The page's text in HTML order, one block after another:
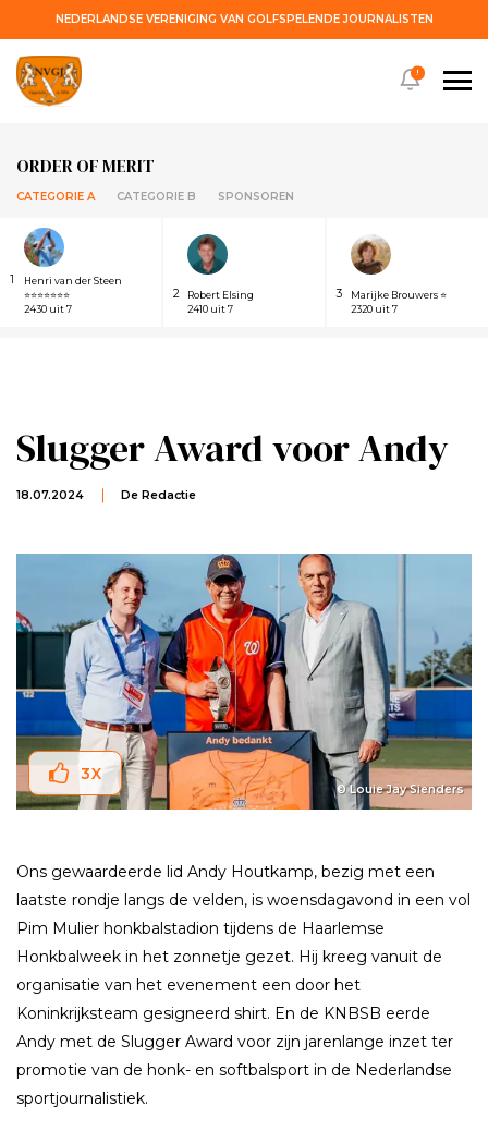
NEDERLANDSE VERENIGING VAN GOLFSPELENDE JOURNALISTEN
ORDER OF MERIT
CATEGORIE A CATEGORIE B SPONSOREN
1
Henri van der Steen
⭐⭐⭐⭐⭐⭐⭐
2430 uit 7
2
Robert Elsing
2410 uit 7
3
Marijke Brouwers ⭐
2320 uit 7
!
Slugger Award voor Andy
18.07.2024 De Redactie
© Louie Jay Sienders
3X
Ons gewaardeerde lid Andy Houtkamp, bezig met een
laatste rondje langs de velden, is woensdagavond in een vol
Pim Mulier honkbalstadion tijdens de Haarlemse
Honkbalweek in het zonnetje gezet. Hij kreeg vanuit de
organisatie van het evenement een door het
Koninkrijksteam gesigneerd shirt. En de KNBSB eerde
Andy met de Slugger Award voor zijn jarenlange inzet ter
promotie van de honk- en softbalsport in de Nederlandse
sportjournalistiek.